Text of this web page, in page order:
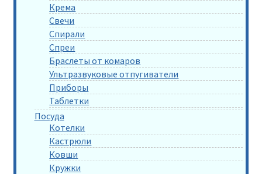
Крема
Свечи
Спирали
Спреи
Браслеты от комаров
Ультразвуковые отпугиватели
Приборы
Таблетки
Посуда
Котелки
Кастрюли
Ковши
Кружки